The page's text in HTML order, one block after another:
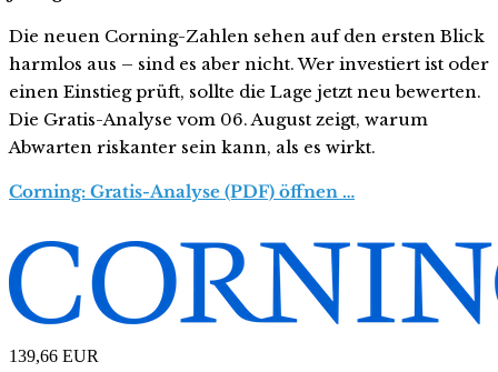
Die neuen Corning-Zahlen sehen auf den ersten Blick
harmlos aus – sind es aber nicht. Wer investiert ist oder
einen Einstieg prüft, sollte die Lage jetzt neu bewerten.
Die Gratis-Analyse vom 06. August zeigt, warum
Abwarten riskanter sein kann, als es wirkt.
Corning: Gratis-Analyse (PDF) öffnen …
139,66 EUR